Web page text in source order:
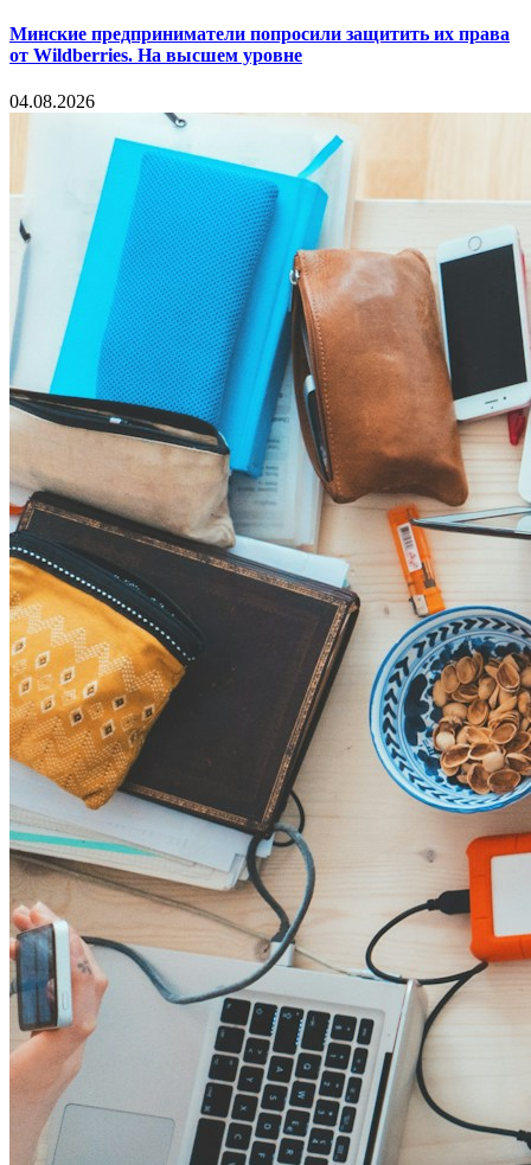
Минские предприниматели попросили защитить их права
от Wildberries. На высшем уровне
04.08.2026